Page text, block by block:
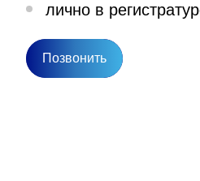
Направления деятельности
лично в
Позвонить